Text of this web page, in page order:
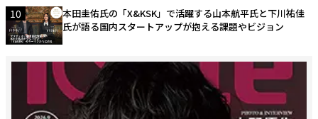
10
本田圭佑氏の「X&KSK」で活躍する山本航平氏と下川祐佳
氏が語る国内スタートアップが抱える課題やビジョン